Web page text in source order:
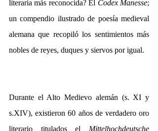
literaria más reconocida? El Codex Manesse;
un compendio ilustrado de poesía medieval
alemana que recopiló los sentimientos más
nobles de reyes, duques y siervos por igual.
Durante el Alto Medievo alemán (s. XI y
s.XIV), existieron 60 años de verdadero oro
literario titulados el Mittelhochdeutsche